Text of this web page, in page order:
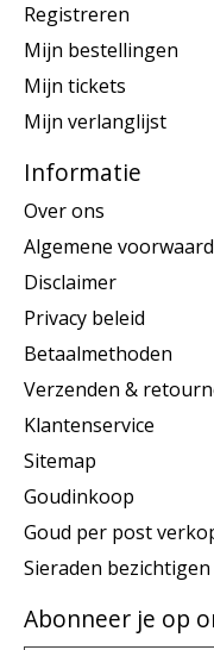
Registreren
Mijn bestellingen
Mijn tickets
Mijn verlanglijst
Informatie
Over ons
Algemene
Disclaimer
Privacy beleid
Betaalmethoden
Verzenden &
Klantenservice
Sitemap
Goudinkoop
Goud per post
Sieraden
Abonneer je op